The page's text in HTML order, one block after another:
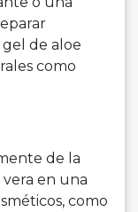
gel de aloe
como
de la
en una
como